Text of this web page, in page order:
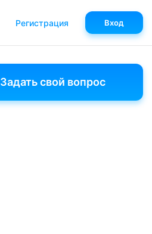
Задать свой вопрос
Регистрация Вход